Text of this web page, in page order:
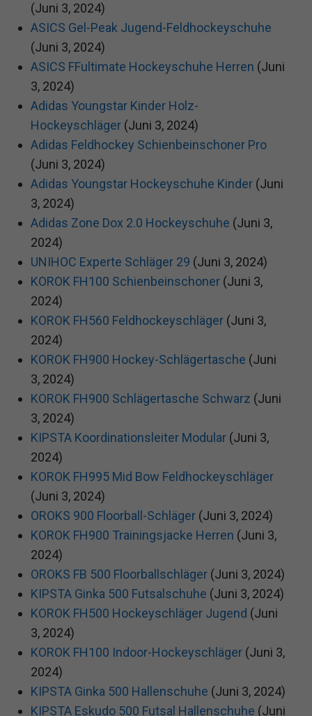
(Juni 3, 2024)
ASICS Gel-Peak Jugend-Feldhockeyschuhe
(Juni 3, 2024)
ASICS FFultimate Hockeyschuhe Herren (Juni
3, 2024)
Adidas Youngstar Kinder Holz-
Hockeyschläger (Juni 3, 2024)
Adidas Feldhockey Schienbeinschoner Pro
(Juni 3, 2024)
Adidas Youngstar Hockeyschuhe Kinder (Juni
3, 2024)
Adidas Zone Dox 2.0 Hockeyschuhe (Juni 3,
2024)
UNIHOC Experte Schläger 29 (Juni 3, 2024)
KOROK FH100 Schienbeinschoner (Juni 3,
2024)
KOROK FH560 Feldhockeyschläger (Juni 3,
2024)
KOROK FH900 Hockey-Schlägertasche (Juni
3, 2024)
KOROK FH900 Schlägertasche Schwarz (Juni
3, 2024)
KIPSTA Koordinationsleiter Modular (Juni 3,
2024)
KOROK FH995 Mid Bow Feldhockeyschläger
(Juni 3, 2024)
OROKS 900 Floorball-Schläger (Juni 3, 2024)
KOROK FH900 Trainingsjacke Herren (Juni 3,
2024)
OROKS FB 500 Floorballschläger (Juni 3, 2024)
KIPSTA Ginka 500 Futsalschuhe (Juni 3, 2024)
KOROK FH500 Hockeyschläger Jugend (Juni
3, 2024)
KOROK FH100 Indoor-Hockeyschläger (Juni 3,
2024)
KIPSTA Ginka 500 Hallenschuhe (Juni 3, 2024)
KIPSTA Eskudo 500 Futsal Hallenschuhe (Juni